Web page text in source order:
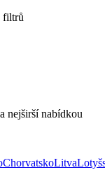
filtrů
nejširší nabídkou
ChorvatskoLitva